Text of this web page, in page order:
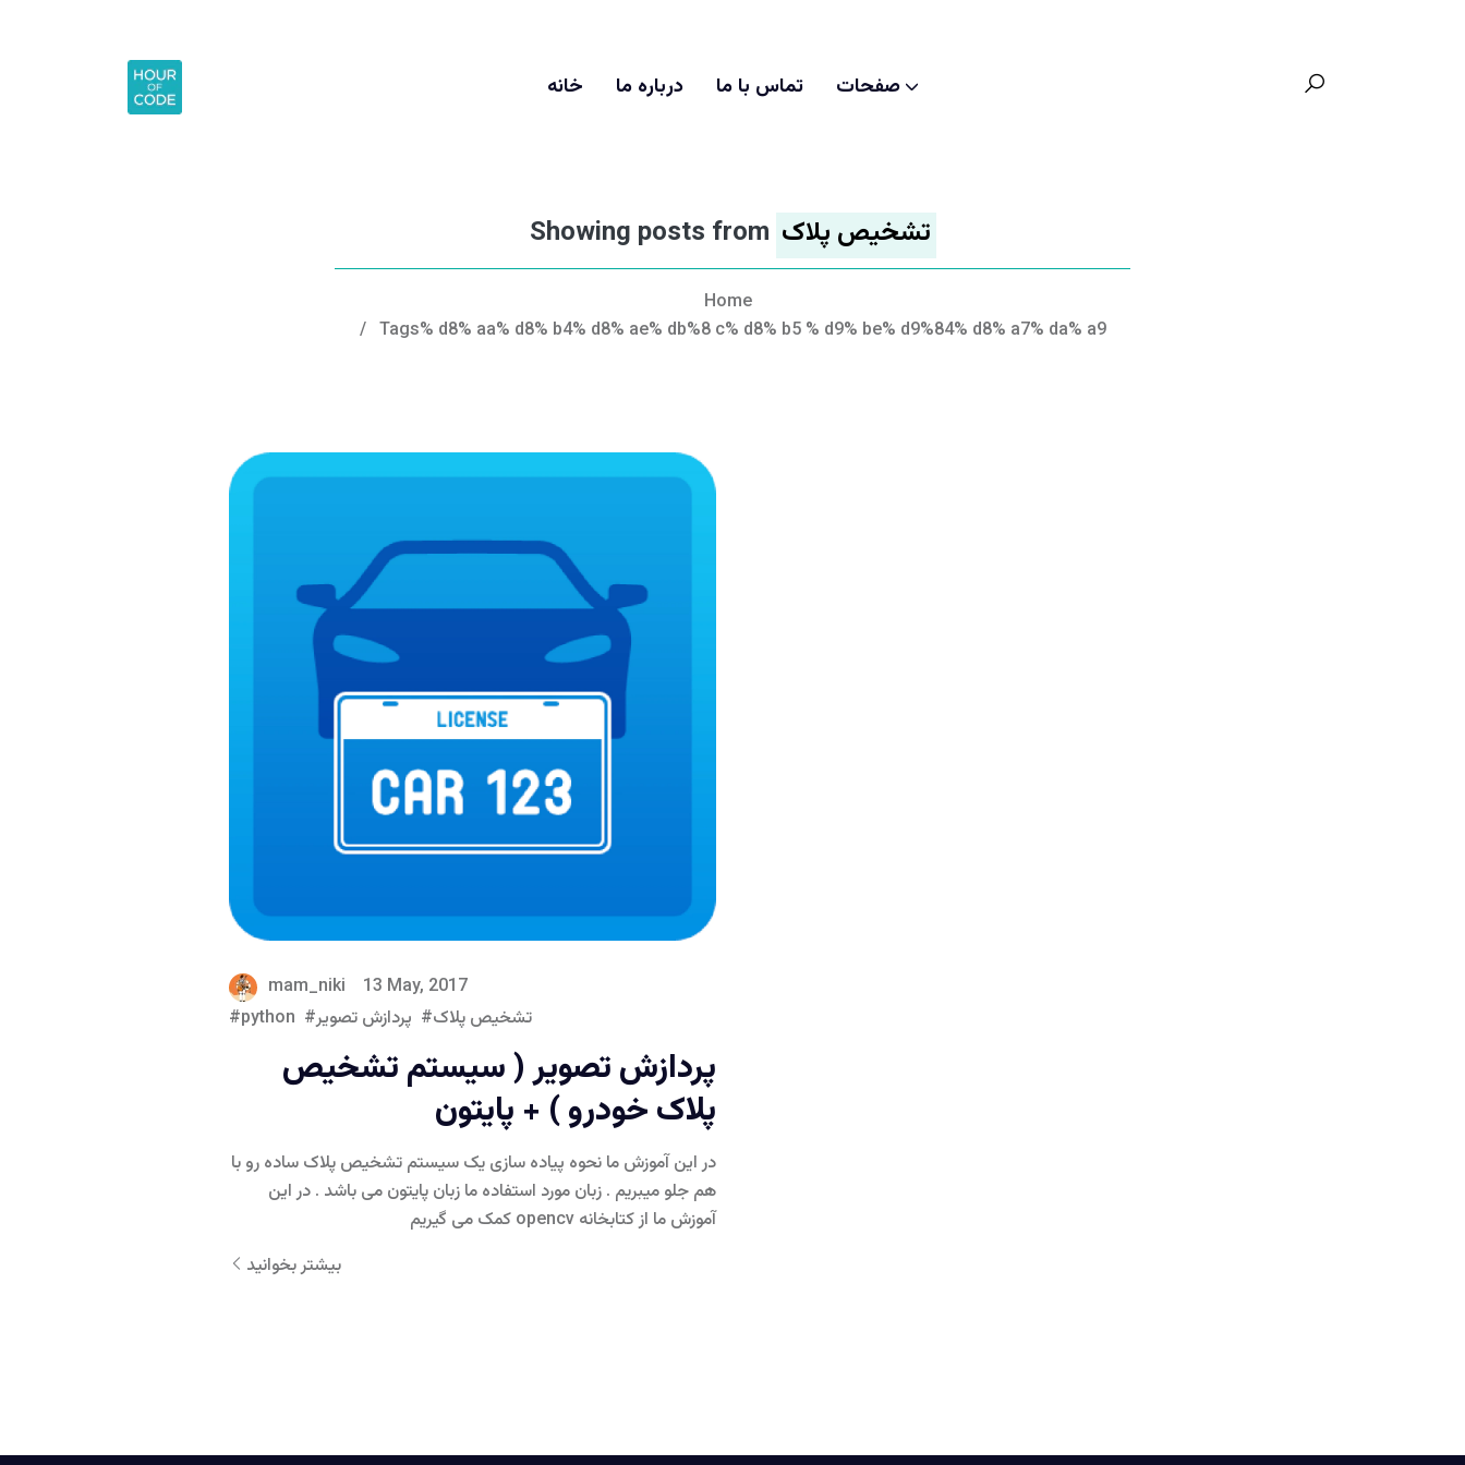
خانه درباره ما تماس با ما صفحات
Showing posts from تشخیص پلاک
Home
/ Tags% d8% aa% d8% b4% d8% ae% db%8 c% d8% b5 % d9% be% d9%84% d8% a7% da% a9
mam_niki
13 May, 2017
python
پردازش تصویر تشخیص پلاک
پردازش تصویر ( سیستم تشخیص
پلاک خودرو ) + پایتون
در این آموزش ما نحوه پیاده سازی یک سیستم تشخیص پلاک ساده رو با
هم جلو میبریم . زبان مورد استفاده ما زبان پایتون می باشد . در این
آموزش ما از کتابخانه opencv کمک می گیریم
بیشتر بخوانید